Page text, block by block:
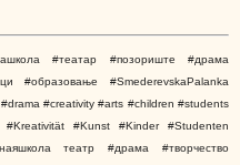
#театар #позориште #драма
#образовање #SmederevskaPalanka
#creativity #arts #children #students
#Kunst #Kinder #Studenten
театр #драма #творчество